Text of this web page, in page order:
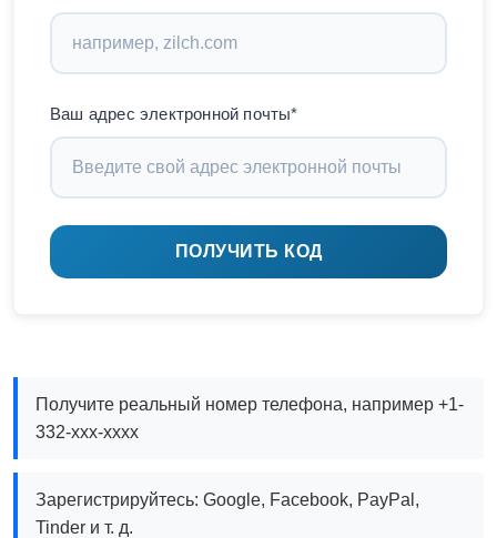
Ваш адрес электронной почты*
ПОЛУЧИТЬ КОД
Получите реальный номер телефона, например +1-
332-xxx-xxxx
Зарегистрируйтесь: Google, Facebook, PayPal,
Tinder и т. д.